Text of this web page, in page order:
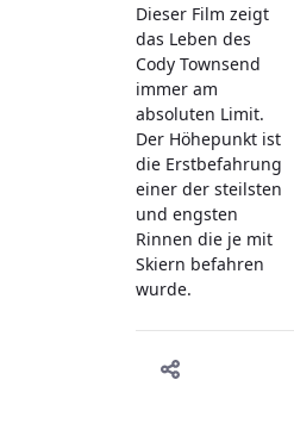
Dieser Film zeigt
das Leben des
Cody Townsend
immer am
absoluten Limit.
Der Höhepunkt ist
die Erstbefahrung
einer der steilsten
und engsten
Rinnen die je mit
Skiern befahren
wurde.